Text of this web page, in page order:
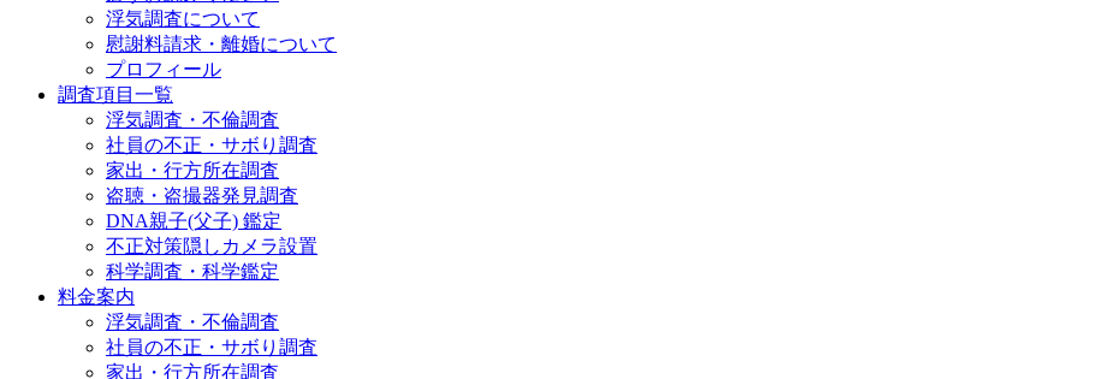
浮気調査について
慰謝料請求・離婚について
プロフィール
調査項目一覧
浮気調査・不倫調査
社員の不正・サボり調査
家出・行方所在調査
盗聴・盗撮器発見調査
DNA親子(父子) 鑑定
不正対策隠しカメラ設置
科学調査・科学鑑定
料金案内
浮気調査・不倫調査
社員の不正・サボり調査
家出・行方所在調査